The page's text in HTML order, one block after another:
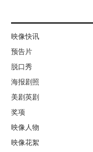
映像快讯
预告片
脱口秀
海报剧照
美剧英剧
奖项
映像人物
映像花絮